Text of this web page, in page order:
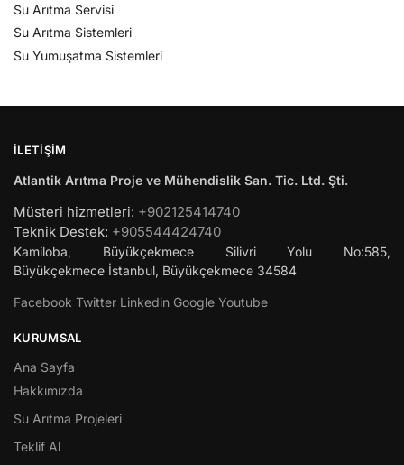
Su Arıtma Servisi
Su Arıtma Sistemleri
Su Yumuşatma Sistemleri
İLETIŞIM
Atlantik Arıtma Proje ve Mühendislik San. Tic. Ltd. Şti.
Müsteri hizmetleri: +902125414740
Teknik Destek: +905544424740
Kamiloba, Büyükçekmece Silivri Yolu No:585,
Büyükçekmece İstanbul, Büyükçekmece 34584
Facebook Twitter Linkedin Google Youtube
KURUMSAL
Ana Sayfa
Hakkımızda
Su Arıtma Projeleri
Teklif Al